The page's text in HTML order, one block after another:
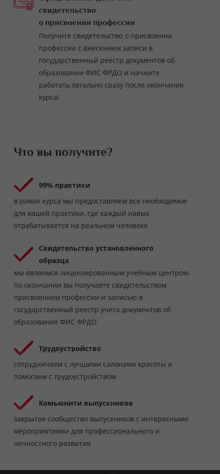
свидетельство
о присвоении профессии
Получите свидетельство о присвоении
профессии с внесением записи в
государственный реестр документов об
образовании ФИС ФРДО и начните
работать легально сразу после окончания
курса!
Что вы получите?
99% практики
в рамах курса мы предоставляем все необходимое
для вашей практики, где каждый навык
отрабатывается на реальном человеке
Свидетельство установленного
образца
мы являемся лицензированным учебным центром,
по окончании вы получаете свидетельством
присвоением профессии и записью в
государственный реестр учета документов об
образования ФИС ФРДО
Трудоустройство
сотрудничаем с лучшими салонами красоты и
помогаем с трудоустройством
Комьюнити выпускников
закрытое сообщество выпускников с интересными
мероприятиями для профессионального и
личностного развития